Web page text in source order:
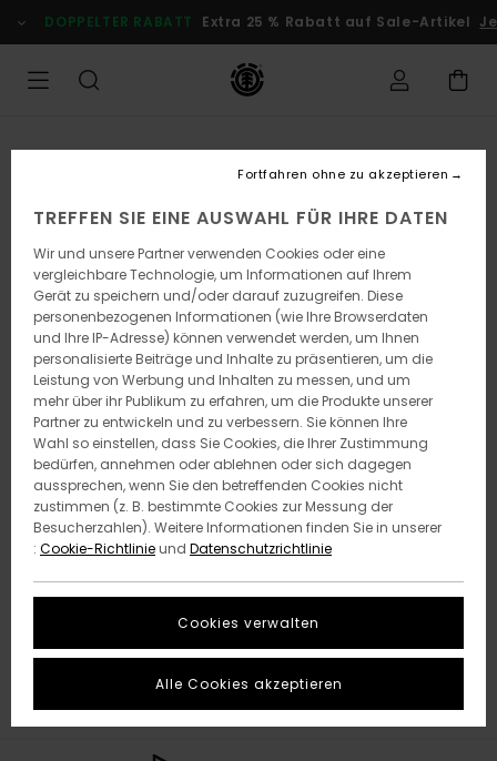
zur
Produktinformation
DOPPELTER RABATT Extra 25 % Rabatt auf Sale-Artikel
TREFFEN SIE EINE AUSWAHL FÜR IHRE DATEN
Wir und unsere Partner verwenden Cookies oder eine
vergleichbare Technologie, um Informationen auf Ihrem
Gerät zu speichern und/oder darauf zuzugreifen. Diese
personenbezogenen Informationen (wie Ihre Browserdaten
und Ihre IP-Adresse) können verwendet werden, um Ihnen
personalisierte Beiträge und Inhalte zu präsentieren, um die
Leistung von Werbung und Inhalten zu messen, und um
mehr über ihr Publikum zu erfahren, um die Produkte unserer
Partner zu entwickeln und zu verbessern. Sie können Ihre
Wahl so einstellen, dass Sie Cookies, die Ihrer Zustimmung
bedürfen, annehmen oder ablehnen oder sich dagegen
aussprechen, wenn Sie den betreffenden Cookies nicht
zustimmen (z. B. bestimmte Cookies zur Messung der
Besucherzahlen). Weitere Informationen finden Sie in unserer
: Cookie-Richtlinieund Datenschutzrichtlinie
Cookies verwalten
Fortfahren ohne zu akzeptieren
Alle Cookies akzeptieren